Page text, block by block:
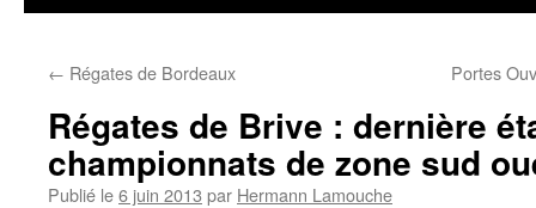
← Régates de Bordeaux Portes
Régates de Brive : dernière
championnats de zone sud
Publié le6 juin 2013 par Hermann Lamouche